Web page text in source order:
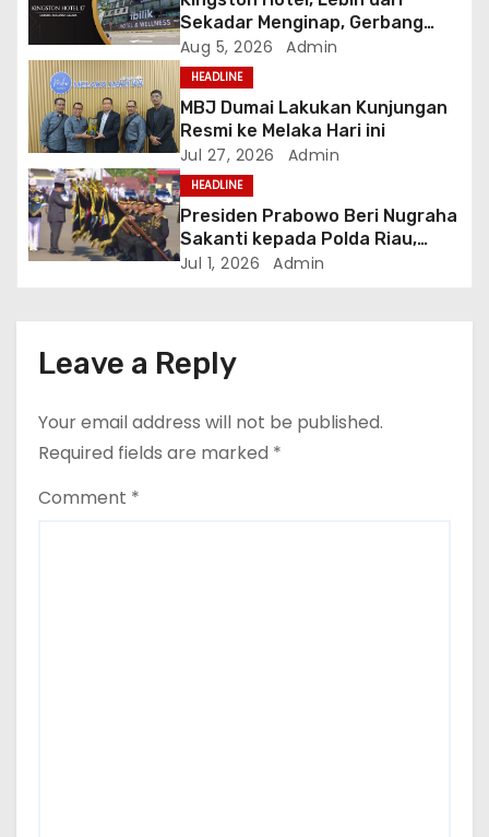
t
i
o
n
Sekadar Menginap, Gerbang
Anda Menuju yang Terbaik di
Melaka
Aug 5, 2026 Admin
HEADLINE
MBJ Dumai Lakukan Kunjungan
Resmi ke Melaka Hari ini
Jul 27, 2026 Admin
HEADLINE
Presiden Prabowo Beri Nugraha
Sakanti kepada Polda Riau,
Kapolda: Penghargaan Ini Milik
Jul 1, 2026 Admin
Leave a Reply
Your email address will not be published.
Required fields are marked *
Comment *